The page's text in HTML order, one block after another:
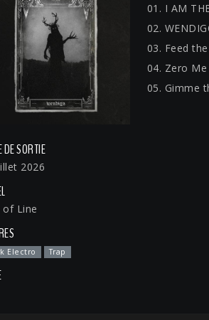
DE SORTIE
2026
of Line
Electro Trap
01. I AM
02.
03. Feed
04. Zero Me
05. Gimme